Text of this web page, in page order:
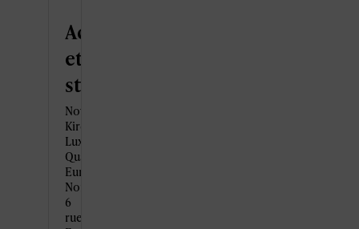
Accès
et
stationnement
Novotel
Kirchberg
Luxembourg
Quartier
Européen
Nord,
6
rue